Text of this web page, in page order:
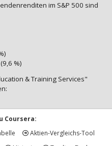
im S&P 500 sind
%)
& Training Services"
Coursera:
Aktien-Vergleichs-Tool